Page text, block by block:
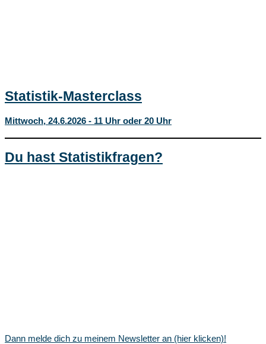
Statistik-Masterclass
Mittwoch, 24.6.2026 - 11 Uhr oder 20 Uhr
Du hast Statistikfragen?
Dann melde dich zu meinem Newsletter an (hier klicken)!